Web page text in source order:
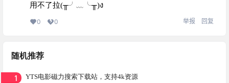
用不了拉(╥╯﹏╰╥)ง
0 0 举报 回复
随机推荐
1 YTS电影磁力搜索下载站，支持4k资源